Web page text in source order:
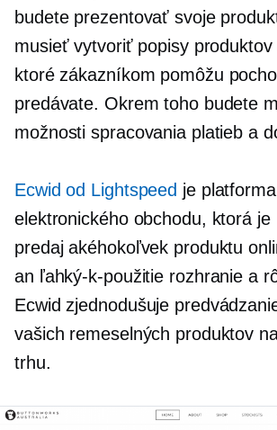
budete prezentovať svoje
musieť vytvoriť popisy produktov
ktoré zákazníkom pomôžu
predávate. Okrem toho budete
možnosti spracovania platieb a
Ecwid od Lightspeed je platforma
elektronického obchodu, ktorá je
predaj akéhokoľvek produktu
an ľahký-k-použitie rozhranie a
Ecwid zjednodušuje
vašich remeselných produktov
trhu.